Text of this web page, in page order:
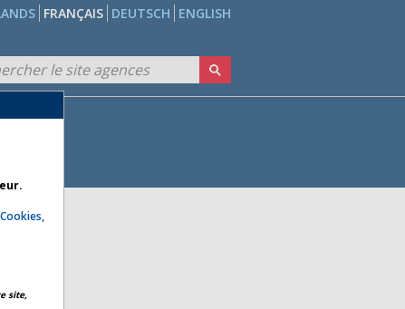
ENGLISH
DEUTSCH
FRANÇAIS
Cookies,
site,